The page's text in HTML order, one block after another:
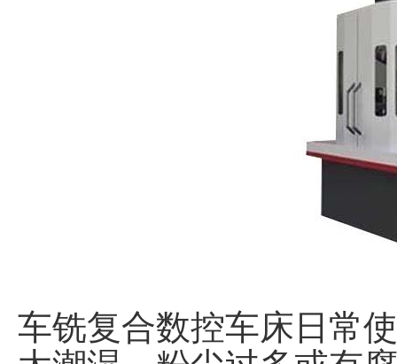
车铣复合数控车床日常